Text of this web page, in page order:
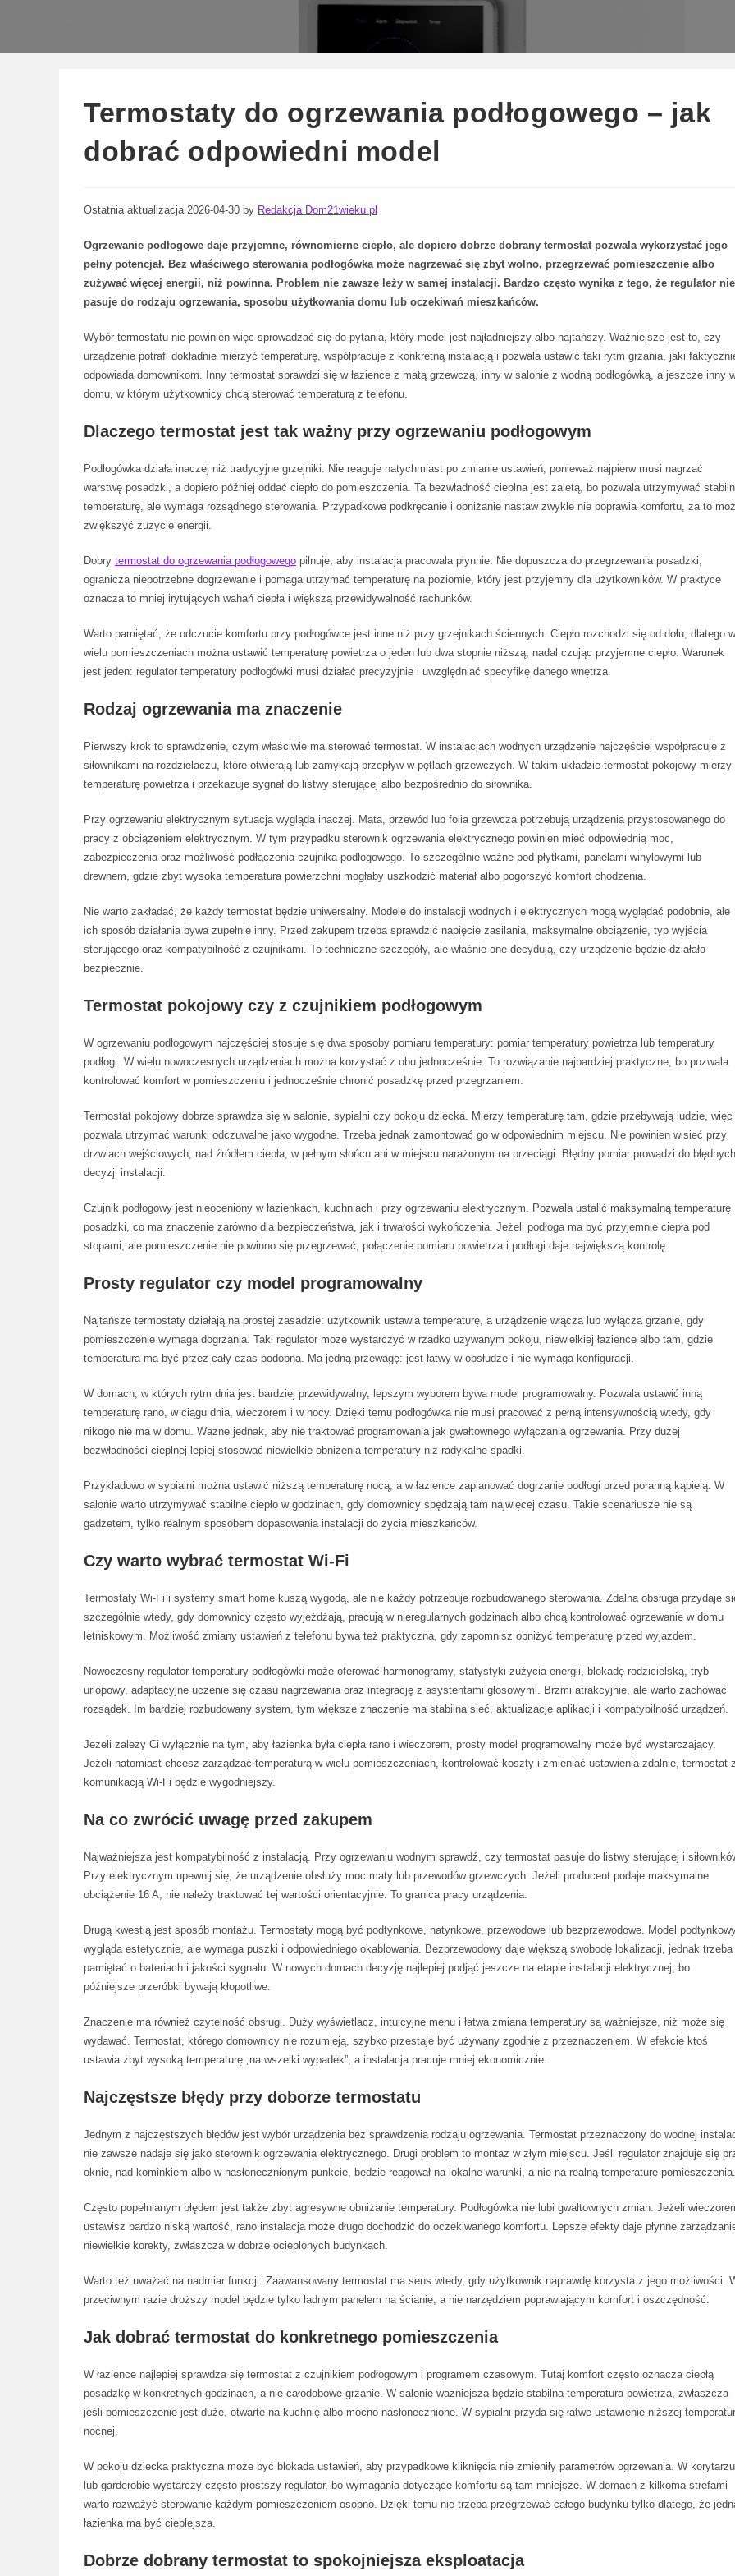
Termostaty do ogrzewania podłogowego – jak
dobrać odpowiedni model
Ostatnia aktualizacja 2026-04-30 by Redakcja Dom21wieku.pl
Ogrzewanie podłogowe daje przyjemne, równomierne ciepło, ale dopiero dobrze dobrany termostat pozwala wykorzystać jego
pełny potencjał. Bez właściwego sterowania podłogówka może nagrzewać się zbyt wolno, przegrzewać pomieszczenie albo
zużywać więcej energii, niż powinna. Problem nie zawsze leży w samej instalacji. Bardzo często wynika z tego, że regulator nie
pasuje do rodzaju ogrzewania, sposobu użytkowania domu lub oczekiwań mieszkańców.
Wybór termostatu nie powinien więc sprowadzać się do pytania, który model jest najładniejszy albo najtańszy. Ważniejsze jest to, czy
urządzenie potrafi dokładnie mierzyć temperaturę, współpracuje z konkretną instalacją i pozwala ustawić taki rytm grzania, jaki
odpowiada domownikom. Inny termostat sprawdzi się w łazience z matą grzewczą, inny w salonie z wodną podłogówką, a jeszcze inny
domu, w którym użytkownicy chcą sterować temperaturą z telefonu.
Dlaczego termostat jest tak ważny przy ogrzewaniu podłogowym
Podłogówka działa inaczej niż tradycyjne grzejniki. Nie reaguje natychmiast po zmianie ustawień, ponieważ najpierw musi nagrzać
warstwę posadzki, a dopiero później oddać ciepło do pomieszczenia. Ta bezwładność cieplna jest zaletą, bo pozwala utrzymywać
temperaturę, ale wymaga rozsądnego sterowania. Przypadkowe podkręcanie i obniżanie nastaw zwykle nie poprawia komfortu, za to
zwiększyć zużycie energii.
Dobry termostat do ogrzewania podłogowego pilnuje, aby instalacja pracowała płynnie. Nie dopuszcza do przegrzewania posadzki,
ogranicza niepotrzebne dogrzewanie i pomaga utrzymać temperaturę na poziomie, który jest przyjemny dla użytkowników. W praktyce
oznacza to mniej irytujących wahań ciepła i większą przewidywalność rachunków.
Warto pamiętać, że odczucie komfortu przy podłogówce jest inne niż przy grzejnikach ściennych. Ciepło rozchodzi się od dołu, dlatego w
wielu pomieszczeniach można ustawić temperaturę powietrza o jeden lub dwa stopnie niższą, nadal czując przyjemne ciepło. Warunek
jest jeden: regulator temperatury podłogówki musi działać precyzyjnie i uwzględniać specyfikę danego wnętrza.
Rodzaj ogrzewania ma znaczenie
Pierwszy krok to sprawdzenie, czym właściwie ma sterować termostat. W instalacjach wodnych urządzenie najczęściej współpracuje z
siłownikami na rozdzielaczu, które otwierają lub zamykają przepływ w pętlach grzewczych. W takim układzie termostat pokojowy mierzy
temperaturę powietrza i przekazuje sygnał do listwy sterującej albo bezpośrednio do siłownika.
Przy ogrzewaniu elektrycznym sytuacja wygląda inaczej. Mata, przewód lub folia grzewcza potrzebują urządzenia przystosowanego do
pracy z obciążeniem elektrycznym. W tym przypadku sterownik ogrzewania elektrycznego powinien mieć odpowiednią moc,
zabezpieczenia oraz możliwość podłączenia czujnika podłogowego. To szczególnie ważne pod płytkami, panelami winylowymi lub
drewnem, gdzie zbyt wysoka temperatura powierzchni mogłaby uszkodzić materiał albo pogorszyć komfort chodzenia.
Nie warto zakładać, że każdy termostat będzie uniwersalny. Modele do instalacji wodnych i elektrycznych mogą wyglądać podobnie, ale
ich sposób działania bywa zupełnie inny. Przed zakupem trzeba sprawdzić napięcie zasilania, maksymalne obciążenie, typ wyjścia
sterującego oraz kompatybilność z czujnikami. To techniczne szczegóły, ale właśnie one decydują, czy urządzenie będzie działało
bezpiecznie.
Termostat pokojowy czy z czujnikiem podłogowym
W ogrzewaniu podłogowym najczęściej stosuje się dwa sposoby pomiaru temperatury: pomiar temperatury powietrza lub temperatury
podłogi. W wielu nowoczesnych urządzeniach można korzystać z obu jednocześnie. To rozwiązanie najbardziej praktyczne, bo pozwala
kontrolować komfort w pomieszczeniu i jednocześnie chronić posadzkę przed przegrzaniem.
Termostat pokojowy dobrze sprawdza się w salonie, sypialni czy pokoju dziecka. Mierzy temperaturę tam, gdzie przebywają ludzie, więc
pozwala utrzymać warunki odczuwalne jako wygodne. Trzeba jednak zamontować go w odpowiednim miejscu. Nie powinien wisieć przy
drzwiach wejściowych, nad źródłem ciepła, w pełnym słońcu ani w miejscu narażonym na przeciągi. Błędny pomiar prowadzi do błędnych
decyzji instalacji.
Czujnik podłogowy jest nieoceniony w łazienkach, kuchniach i przy ogrzewaniu elektrycznym. Pozwala ustalić maksymalną temperaturę
posadzki, co ma znaczenie zarówno dla bezpieczeństwa, jak i trwałości wykończenia. Jeżeli podłoga ma być przyjemnie ciepła pod
stopami, ale pomieszczenie nie powinno się przegrzewać, połączenie pomiaru powietrza i podłogi daje największą kontrolę.
Prosty regulator czy model programowalny
Najtańsze termostaty działają na prostej zasadzie: użytkownik ustawia temperaturę, a urządzenie włącza lub wyłącza grzanie, gdy
pomieszczenie wymaga dogrzania. Taki regulator może wystarczyć w rzadko używanym pokoju, niewielkiej łazience albo tam, gdzie
temperatura ma być przez cały czas podobna. Ma jedną przewagę: jest łatwy w obsłudze i nie wymaga konfiguracji.
W domach, w których rytm dnia jest bardziej przewidywalny, lepszym wyborem bywa model programowalny. Pozwala ustawić inną
temperaturę rano, w ciągu dnia, wieczorem i w nocy. Dzięki temu podłogówka nie musi pracować z pełną intensywnością wtedy, gdy
nikogo nie ma w domu. Ważne jednak, aby nie traktować programowania jak gwałtownego wyłączania ogrzewania. Przy dużej
bezwładności cieplnej lepiej stosować niewielkie obniżenia temperatury niż radykalne spadki.
Przykładowo w sypialni można ustawić niższą temperaturę nocą, a w łazience zaplanować dogrzanie podłogi przed poranną kąpielą. W
salonie warto utrzymywać stabilne ciepło w godzinach, gdy domownicy spędzają tam najwięcej czasu. Takie scenariusze nie są
gadżetem, tylko realnym sposobem dopasowania instalacji do życia mieszkańców.
Czy warto wybrać termostat Wi-Fi
Termostaty Wi-Fi i systemy smart home kuszą wygodą, ale nie każdy potrzebuje rozbudowanego sterowania. Zdalna obsługa przydaje
szczególnie wtedy, gdy domownicy często wyjeżdżają, pracują w nieregularnych godzinach albo chcą kontrolować ogrzewanie w domu
letniskowym. Możliwość zmiany ustawień z telefonu bywa też praktyczna, gdy zapomnisz obniżyć temperaturę przed wyjazdem.
Nowoczesny regulator temperatury podłogówki może oferować harmonogramy, statystyki zużycia energii, blokadę rodzicielską, tryb
urlopowy, adaptacyjne uczenie się czasu nagrzewania oraz integrację z asystentami głosowymi. Brzmi atrakcyjnie, ale warto zachować
rozsądek. Im bardziej rozbudowany system, tym większe znaczenie ma stabilna sieć, aktualizacje aplikacji i kompatybilność urządzeń.
Jeżeli zależy Ci wyłącznie na tym, aby łazienka była ciepła rano i wieczorem, prosty model programowalny może być wystarczający.
Jeżeli natomiast chcesz zarządzać temperaturą w wielu pomieszczeniach, kontrolować koszty i zmieniać ustawienia zdalnie, termostat
komunikacją Wi-Fi będzie wygodniejszy.
Na co zwrócić uwagę przed zakupem
Najważniejsza jest kompatybilność z instalacją. Przy ogrzewaniu wodnym sprawdź, czy termostat pasuje do listwy sterującej i
Przy elektrycznym upewnij się, że urządzenie obsłuży moc maty lub przewodów grzewczych. Jeżeli producent podaje maksymalne
obciążenie 16 A, nie należy traktować tej wartości orientacyjnie. To granica pracy urządzenia.
Drugą kwestią jest sposób montażu. Termostaty mogą być podtynkowe, natynkowe, przewodowe lub bezprzewodowe. Model
wygląda estetycznie, ale wymaga puszki i odpowiedniego okablowania. Bezprzewodowy daje większą swobodę lokalizacji, jednak trzeba
pamiętać o bateriach i jakości sygnału. W nowych domach decyzję najlepiej podjąć jeszcze na etapie instalacji elektrycznej, bo
późniejsze przeróbki bywają kłopotliwe.
Znaczenie ma również czytelność obsługi. Duży wyświetlacz, intuicyjne menu i łatwa zmiana temperatury są ważniejsze, niż może się
wydawać. Termostat, którego domownicy nie rozumieją, szybko przestaje być używany zgodnie z przeznaczeniem. W efekcie ktoś
ustawia zbyt wysoką temperaturę „na wszelki wypadek”, a instalacja pracuje mniej ekonomicznie.
Najczęstsze błędy przy doborze termostatu
Jednym z najczęstszych błędów jest wybór urządzenia bez sprawdzenia rodzaju ogrzewania. Termostat przeznaczony do wodnej
nie zawsze nadaje się jako sterownik ogrzewania elektrycznego. Drugi problem to montaż w złym miejscu. Jeśli regulator znajduje się
oknie, nad kominkiem albo w nasłonecznionym punkcie, będzie reagował na lokalne warunki, a nie na realną temperaturę pomieszczenia.
Często popełnianym błędem jest także zbyt agresywne obniżanie temperatury. Podłogówka nie lubi gwałtownych zmian. Jeżeli
ustawisz bardzo niską wartość, rano instalacja może długo dochodzić do oczekiwanego komfortu. Lepsze efekty daje płynne
niewielkie korekty, zwłaszcza w dobrze ocieplonych budynkach.
Warto też uważać na nadmiar funkcji. Zaawansowany termostat ma sens wtedy, gdy użytkownik naprawdę korzysta z jego możliwości.
przeciwnym razie droższy model będzie tylko ładnym panelem na ścianie, a nie narzędziem poprawiającym komfort i oszczędność.
Jak dobrać termostat do konkretnego pomieszczenia
W łazience najlepiej sprawdza się termostat z czujnikiem podłogowym i programem czasowym. Tutaj komfort często oznacza ciepłą
posadzkę w konkretnych godzinach, a nie całodobowe grzanie. W salonie ważniejsza będzie stabilna temperatura powietrza, zwłaszcza
jeśli pomieszczenie jest duże, otwarte na kuchnię albo mocno nasłonecznione. W sypialni przyda się łatwe ustawienie niższej
nocnej.
W pokoju dziecka praktyczna może być blokada ustawień, aby przypadkowe kliknięcia nie zmieniły parametrów ogrzewania. W korytarzu
lub garderobie wystarczy często prostszy regulator, bo wymagania dotyczące komfortu są tam mniejsze. W domach z kilkoma strefami
warto rozważyć sterowanie każdym pomieszczeniem osobno. Dzięki temu nie trzeba przegrzewać całego budynku tylko dlatego, że
łazienka ma być cieplejsza.
Dobrze dobrany termostat to spokojniejsza eksploatacja